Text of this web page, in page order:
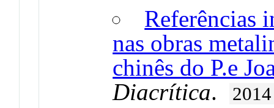
Referências
nas obras
chinês do P.e
Diacrítica. 2014